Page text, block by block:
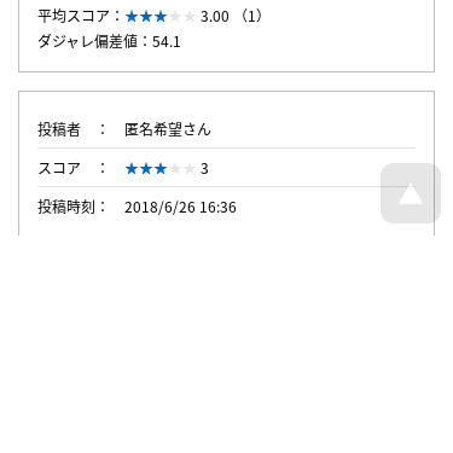
平均スコア：
3.00 （1）
ダジャレ偏差値：54.1
投稿者
匿名希望さん
スコア
3
投稿時刻
2018/6/26 16:36